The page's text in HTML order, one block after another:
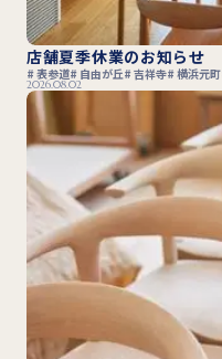
店舗夏季休業のお知らせ
表参道 自由が丘 吉祥寺 横浜元町
2026.08.02